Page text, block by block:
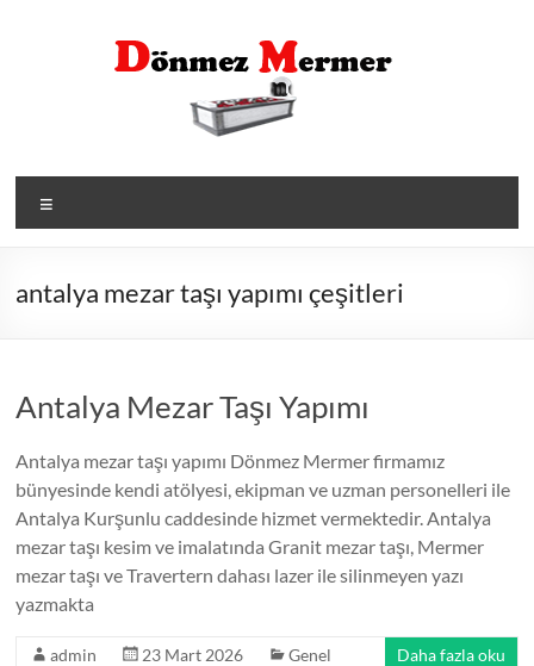
antalya mezar taşı yapımı çeşitleri
Antalya Mezar Taşı Yapımı
Antalya mezar taşı yapımı Dönmez Mermer firmamız
bünyesinde kendi atölyesi, ekipman ve uzman personelleri ile
Antalya Kurşunlu caddesinde hizmet vermektedir. Antalya
mezar taşı kesim ve imalatında Granit mezar taşı, Mermer
mezar taşı ve Travertern dahası lazer ile silinmeyen yazı
yazmakta
admin 23 Mart 2026 Genel Daha fazla oku